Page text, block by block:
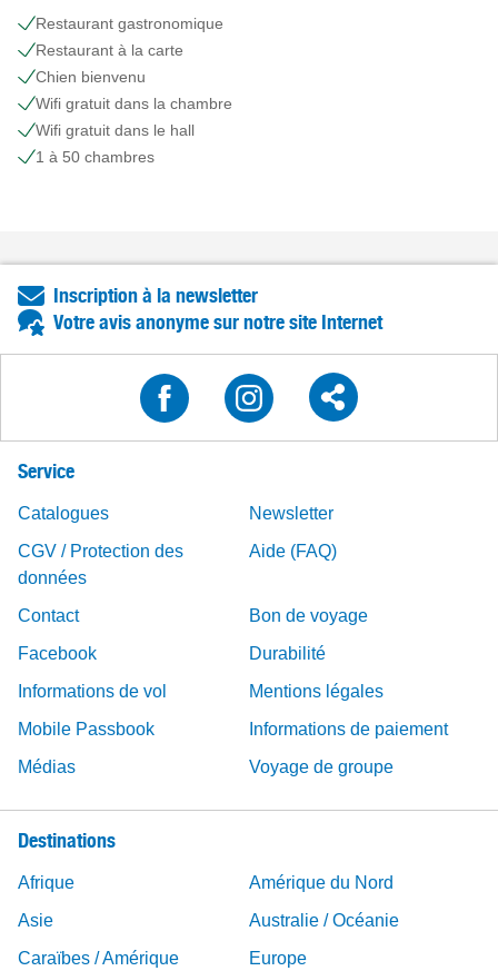
Restaurant gastronomique
Restaurant à la carte
Chien bienvenu
Wifi gratuit dans la chambre
Wifi gratuit dans le hall
1 à 50 chambres
Inscription à la newsletter
Votre avis anonyme sur notre site Internet
Service
Catalogues
Newsletter
CGV / Protection des
données
Aide (FAQ)
Contact
Bon de voyage
Facebook
Durabilité
Informations de vol
Mentions légales
Mobile Passbook
Informations de paiement
Médias
Voyage de groupe
Destinations
Afrique
Amérique du Nord
Asie
Australie / Océanie
Caraïbes / Amérique
Europe